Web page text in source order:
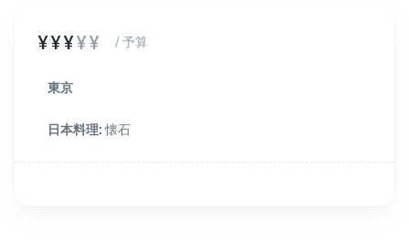
¥¥¥¥¥ / 予算
東京
日本料理:懐石